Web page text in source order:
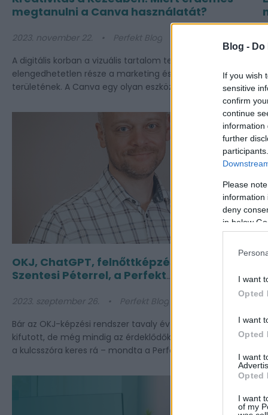
Blog -
If you wish
sensitive
confirm
continue
information
further
Please
information
deny
in below
I want
Opted
I want
Opted
I want
Opted
I want
of my
megtanulni a Canva használatát?
2023. november 22.
Perfekt Blog
A digitális korban a vizuális tartalom tervezése
elengedhetetlen része a marketing és a kommunikáció
területének. A Canva egy olyan eszköz, amely segít...
OKJ, ChatGPT, felnőttképzés: interjú
Szentesi Péterrel, a Perfekt
2023. szeptember 26.
Perfekt Blog
Bár az OKJ-képzési rendszer tavaly év végén teljesen
kifutott, de még mindig az érdeklődők 80 százaléka erre
a kulcsszóra keres rá – mondta a Perfekt Zrt...